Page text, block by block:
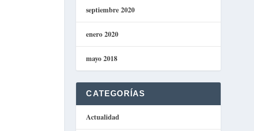
septiembre 2020
enero 2020
mayo 2018
CATEGORÍAS
Actualidad